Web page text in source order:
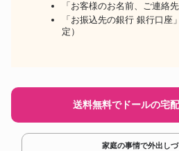
「お客様のお名前、ご連絡
「お振込先の銀行 銀行口座
定）
送料無料でドールの宅
家庭の事情で外出し